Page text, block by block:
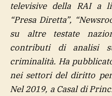
televisive della RAI a
“Presa Diretta”,
su altre testate
contributi di analisi
criminalità. Ha
nei settori del diritto
Nel 2019, a Casal di